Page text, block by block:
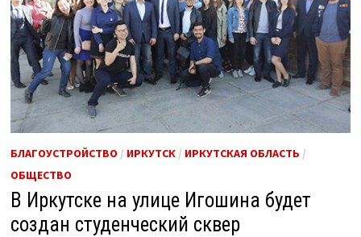
БЛАГОУСТРОЙСТВО / ИРКУТСК/ ИРКУТСКАЯ ОБЛАСТЬ /
ОБЩЕСТВО
В Иркутске на улице Игошина будет
создан студенческий сквер